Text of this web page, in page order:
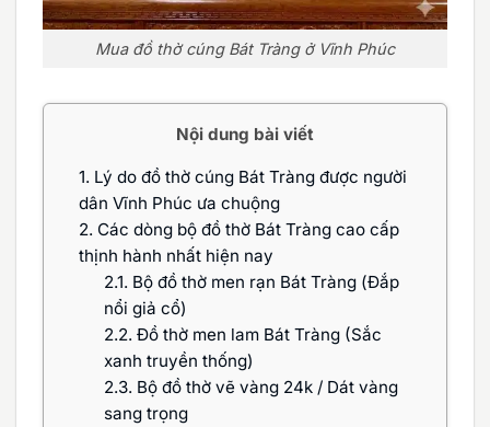
Mua đồ thờ cúng Bát Tràng ở Vĩnh Phúc
Nội dung bài viết
1. Lý do đồ thờ cúng Bát Tràng được người
dân Vĩnh Phúc ưa chuộng
2. Các dòng bộ đồ thờ Bát Tràng cao cấp
thịnh hành nhất hiện nay
2.1. Bộ đồ thờ men rạn Bát Tràng (Đắp
nổi giả cổ)
2.2. Đồ thờ men lam Bát Tràng (Sắc
xanh truyền thống)
2.3. Bộ đồ thờ vẽ vàng 24k / Dát vàng
sang trọng